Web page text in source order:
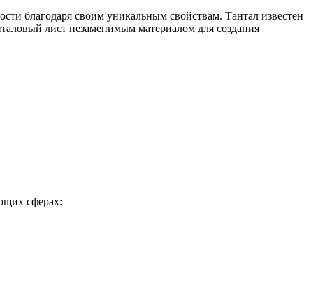
благодаря своим уникальным свойствам. Тантал известен
лист незаменимым материалом для создания
сферах: